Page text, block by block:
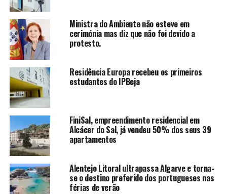
Ministra do Ambiente não esteve em
cerimónia mas diz que não foi devido a
protesto.
Residência Europa recebeu os primeiros
estudantes do IPBeja
FiniSal, empreendimento residencial em
Alcácer do Sal, já vendeu 50% dos seus 39
apartamentos
Alentejo Litoral ultrapassa Algarve e torna-
se o destino preferido dos portugueses nas
férias de verão